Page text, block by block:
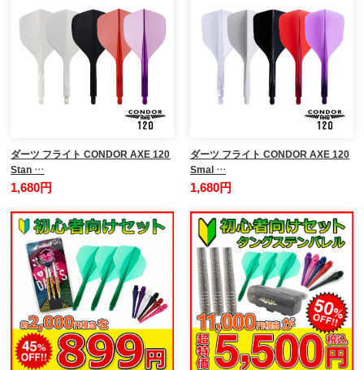
ダーツ フライト CONDOR AXE 120
Stan …
1,680円
ダーツ フライト CONDOR AXE 120
Smal …
1,680円